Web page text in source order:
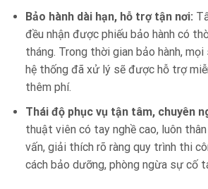
Bảo hành dài hạn, hỗ trợ tận nơi:
đều nhận được phiếu bảo hành có
tháng. Trong thời gian bảo hành,
hệ thống đã xử lý sẽ được hỗ trợ
thêm phí.
Thái độ phục vụ tận tâm, chuyên
thuật viên có tay nghề cao, luôn
vấn, giải thích rõ ràng quy trình thi
cách bảo dưỡng, phòng ngừa sự cố